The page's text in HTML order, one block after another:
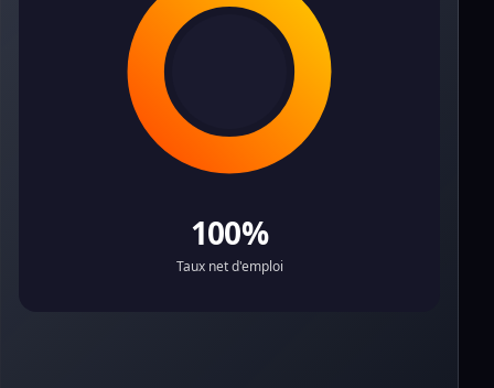
100%
Taux net d'emploi